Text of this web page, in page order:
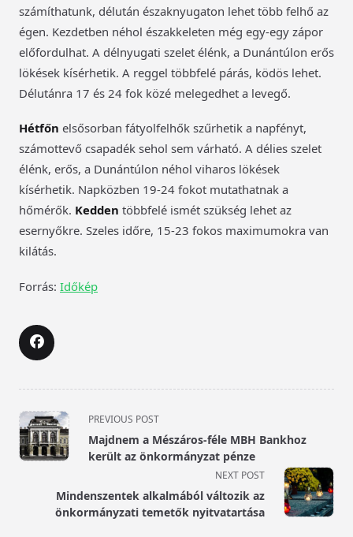
számíthatunk, délután északnyugaton lehet több felhő az
égen. Kezdetben néhol északkeleten még egy-egy zápor
előfordulhat. A délnyugati szelet élénk, a Dunántúlon erős
lökések kísérhetik. A reggel többfelé párás, ködös lehet.
Délutánra 17 és 24 fok közé melegedhet a levegő.
Hétfőn elsősorban fátyolfelhők szűrhetik a napfényt,
számottevő csapadék sehol sem várható. A délies szelet
élénk, erős, a Dunántúlon néhol viharos lökések
kísérhetik. Napközben 19-24 fokot mutathatnak a
hőmérők. Kedden többfelé ismét szükség lehet az
esernyőkre. Szeles időre, 15-23 fokos maximumokra van
kilátás.
Forrás: Időkép
<span
class="nav-
subtitle
reader-
text">Page</span>
PREVIOUS POST
Majdnem a Mészáros-féle MBH Bankhoz
került az önkormányzat pénze
NEXT POST
Mindenszentek alkalmából változik az
önkormányzati temetők nyitvatartása